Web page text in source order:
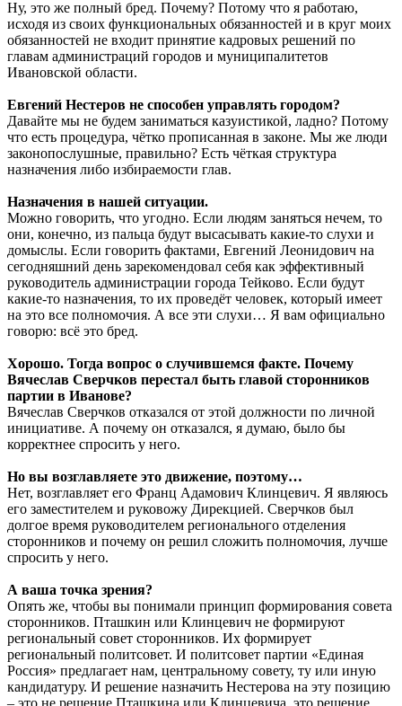
Ну, это же полный бред. Почему? Потому что я работаю,
исходя из своих функциональных обязанностей и в круг моих
обязанностей не входит принятие кадровых решений по
главам администраций городов и муниципалитетов
Ивановской области.
Евгений Нестеров не способен управлять городом?
Давайте мы не будем заниматься казуистикой, ладно? Потому
что есть процедура, чётко прописанная в законе. Мы же люди
законопослушные, правильно? Есть чёткая структура
назначения либо избираемости глав.
Назначения в нашей ситуации.
Можно говорить, что угодно. Если людям заняться нечем, то
они, конечно, из пальца будут высасывать какие-то слухи и
домыслы. Если говорить фактами, Евгений Леонидович на
сегодняшний день зарекомендовал себя как эффективный
руководитель администрации города Тейково. Если будут
какие-то назначения, то их проведёт человек, который имеет
на это все полномочия. А все эти слухи… Я вам официально
говорю: всё это бред.
Хорошо. Тогда вопрос о случившемся факте. Почему
Вячеслав Сверчков перестал быть главой сторонников
партии в Иванове?
Вячеслав Сверчков отказался от этой должности по личной
инициативе. А почему он отказался, я думаю, было бы
корректнее спросить у него.
Но вы возглавляете это движение, поэтому…
Нет, возглавляет его Франц Адамович Клинцевич. Я являюсь
его заместителем и руковожу Дирекцией. Сверчков был
долгое время руководителем регионального отделения
сторонников и почему он решил сложить полномочия, лучше
спросить у него.
А ваша точка зрения?
Опять же, чтобы вы понимали принцип формирования совета
сторонников. Пташкин или Клинцевич не формируют
региональный совет сторонников. Их формирует
региональный политсовет. И политсовет партии «Единая
Россия» предлагает нам, центральному совету, ту или иную
кандидатуру. И решение назначить Нестерова на эту позицию